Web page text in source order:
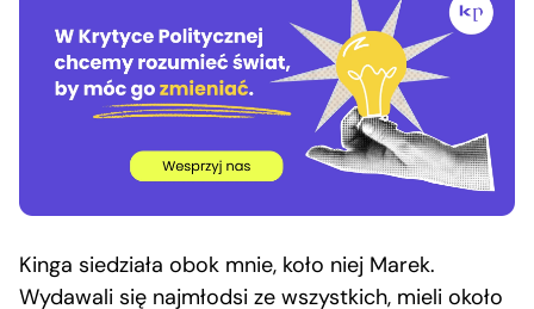
Kinga siedziała obok mnie, koło niej Marek.
Wydawali się najmłodsi ze wszystkich, mieli około